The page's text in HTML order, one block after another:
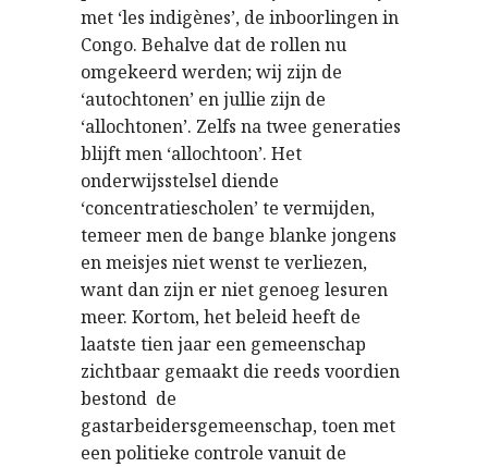
met ‘les indigènes’, de inboorlingen in
Congo. Behalve dat de rollen nu
omgekeerd werden; wij zijn de
‘autochtonen’ en jullie zijn de
‘allochtonen’. Zelfs na twee generaties
blijft men ‘allochtoon’. Het
onderwijsstelsel diende
‘concentratiescholen’ te vermijden,
temeer men de bange blanke jongens
en meisjes niet wenst te verliezen,
want dan zijn er niet genoeg lesuren
meer. Kortom, het beleid heeft de
laatste tien jaar een gemeenschap
zichtbaar gemaakt die reeds voordien
bestond  de
gastarbeidersgemeenschap, toen met
een politieke controle vanuit de